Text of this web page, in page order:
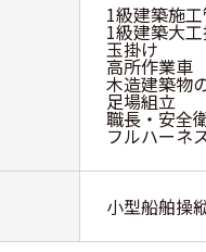
1級建築施
1級建築大
玉掛け
高所作業車
木造建築物
足場組立
職長・安全
フルハーネ
小型船舶操